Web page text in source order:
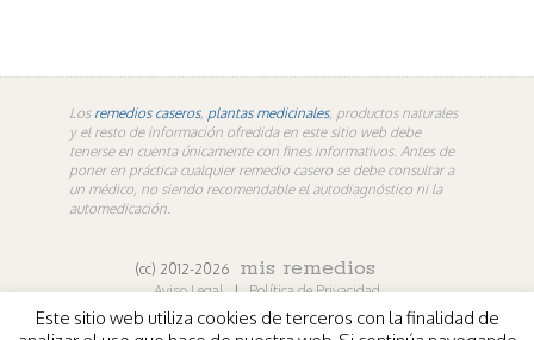
Los remedios caseros, plantas medicinales, productos naturales
y el resto de información ofredida en este sitio web debe
tenerse en cuenta únicamente con fines informativos. Antes de
poner en práctica cualquier remedio casero se debe consultar a
un médico, no siendo recomendable el autodiagnóstico ni la
automedicación.
(cc) 2012-2026 mis remedios
Aviso Legal | Política de Privacidad
Este sitio web utiliza cookies de terceros con la finalidad de